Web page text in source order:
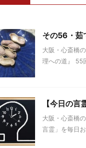
その56・茹
大阪・心斎橋
理への道』 55
【今日の言
大阪・心斎橋
言霊」を毎日